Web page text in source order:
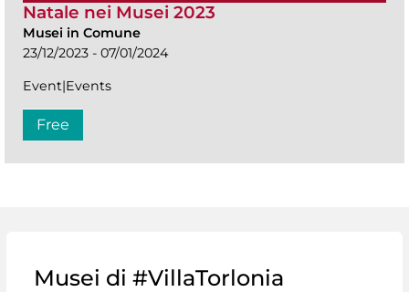
Natale nei Musei 2023
Musei in Comune
23/12/2023 - 07/01/2024
Event|Events
Free
Musei di #VillaTorlonia